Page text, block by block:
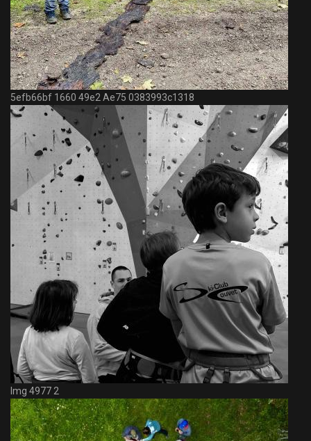
5efb66bf 1660 49e2 Ae75 0383993c1318
Img 4977 2